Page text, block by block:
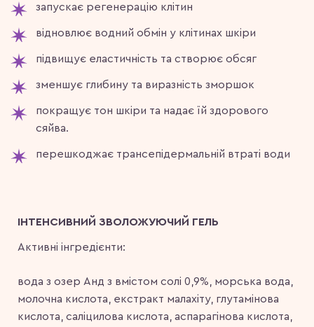
запускає регенерацію клітин
відновлює водний обмін у клітинах шкіри
підвищує еластичність та створює обсяг
зменшує глибину та виразність зморшок
покращує тон шкіри та надає їй здорового
сяйва.
перешкоджає трансепідермальній втраті води
ІНТЕНСИВНИЙ ЗВОЛОЖУЮЧИЙ ГЕЛЬ
Активні інгредієнти:
вода з озер Анд з вмістом солі 0,9%, морська вода,
молочна кислота, екстракт малахіту, глутамінова
кислота, саліцилова кислота, аспарагінова кислота,